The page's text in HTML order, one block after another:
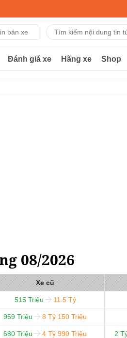
bán xe
Đánh giá xe Hãng xe Shop
08/2026
Xe cũ
515 Triệu 11.5 Tỷ
959 Triệu 8 Tỷ 150 Triệu
680 Triệu 4 Tỷ 990 Triệu 2